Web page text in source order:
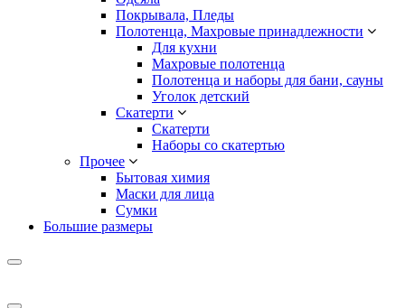
Покрывала, Пледы
Полотенца, Махровые принадлежности
Для кухни
Махровые полотенца
Полотенца и наборы для бани, сауны
Уголок детский
Скатерти
Скатерти
Наборы со скатертью
Прочее
Бытовая химия
Маски для лица
Сумки
Большие размеры